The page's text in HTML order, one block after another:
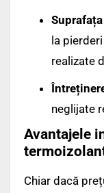
la
realizate
neglijate
Avantajele
Chiar dacă